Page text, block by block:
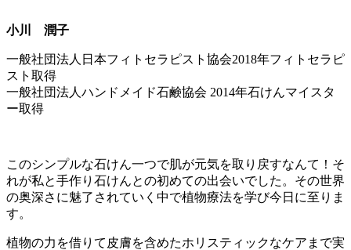
小川 潤子
一般社団法人日本フィトセラピスト協会2018年フィトセラピ
スト取得
一般社団法人ハンドメイド石鹸協会 2014年石けんマイスタ
ー取得
このシンプルな石けん一つで肌が元気を取り戻すなんて！そ
れが私と手作り石けんとの初めての出会いでした。その世界
の奥深さに魅了されていく中で植物療法を学び今日に至りま
す。
植物の力を借りて皮膚を含めたホリスティックなケアまで実